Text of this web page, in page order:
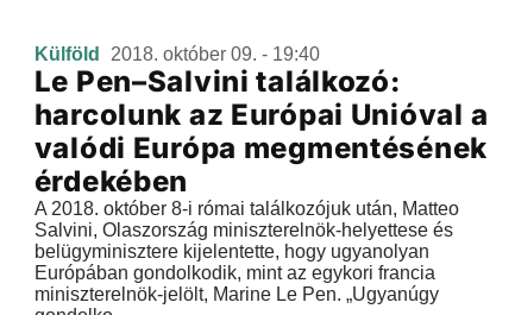
Külföld 2018. október 09. - 19:40
Le Pen–Salvini találkozó:
harcolunk az Európai Unióval a
valódi Európa megmentésének
érdekében
A 2018. október 8-i római találkozójuk után, Matteo
Salvini, Olaszország miniszterelnök-helyettese és
belügyminisztere kijelentette, hogy ugyanolyan
Európában gondolkodik, mint az egykori francia
miniszterelnök-jelölt, Marine Le Pen. „Ugyanúgy